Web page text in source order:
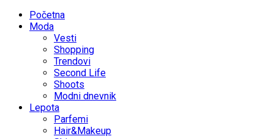
Početna
Moda
Vesti
Shopping
Trendovi
Second Life
Shoots
Modni dnevnik
Lepota
Parfemi
Hair&Makeup